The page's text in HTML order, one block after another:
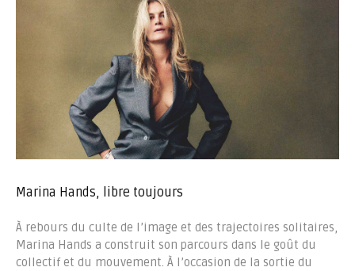
Marina Hands, libre toujours
À rebours du culte de l’image et des trajectoires solitaires,
Marina Hands a construit son parcours dans le goût du
collectif et du mouvement. À l’occasion de la sortie du